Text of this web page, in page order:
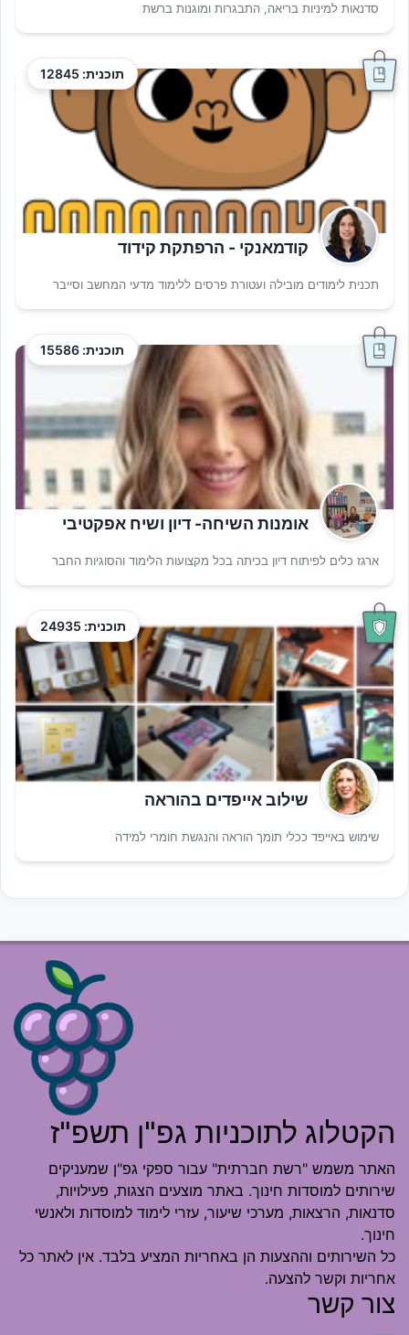
סדנאות למיניות בריאה, התבגרות ומוגנות ברשת
תוכנית: 12845
קודמאנקי - הרפתקת קידוד
תכנית לימודים מובילה ועטורת פרסים ללימוד מדעי המחשב וסייבר
תוכנית: 15586
אומנות השיחה- דיון ושיח אפקטיבי
ארגז כלים לפיתוח דיון בכיתה בכל מקצועות הלימוד והסוגיות החבר
תוכנית: 24935
שילוב אייפדים בהוראה
שימוש באייפד ככלי תומך הוראה והנגשת חומרי למידה
הקטלוג לתוכניות גפ"ן תשפ"ז
האתר משמש "רשת חברתית" עבור ספקי גפ"ן שמעניקים
שירותים למוסדות חינוך. באתר מוצעים הצגות, פעילויות,
סדנאות, הרצאות, מערכי שיעור, עזרי לימוד למוסדות ולאנשי
חינוך.
כל השירותים וההצעות הן באחריות המציע בלבד. אין לאתר כל
אחריות וקשר להצעה.
צור קשר